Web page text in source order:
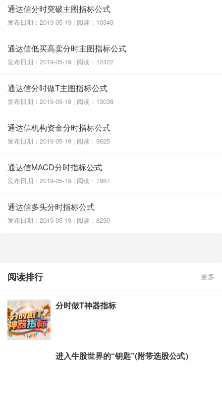
通达信分时突破主图指标公式
发布日期：2019-05-19 | 阅读：10349
通达信低买高卖分时主图指标公式
发布日期：2019-05-19 | 阅读：12422
通达信分时做T主图指标公式
发布日期：2019-05-19 | 阅读：13038
通达信机构资金分时指标公式
发布日期：2019-05-19 | 阅读：9625
通达信MACD分时指标公式
发布日期：2019-05-19 | 阅读：7987
通达信多头分时指标公式
发布日期：2019-05-19 | 阅读：8230
阅读排行 更多
分时做T神器指标
进入牛股世界的“钥匙”(附带选股公式）